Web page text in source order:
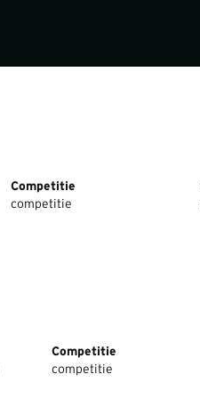
Competitie
competitie
Competitie
competitie